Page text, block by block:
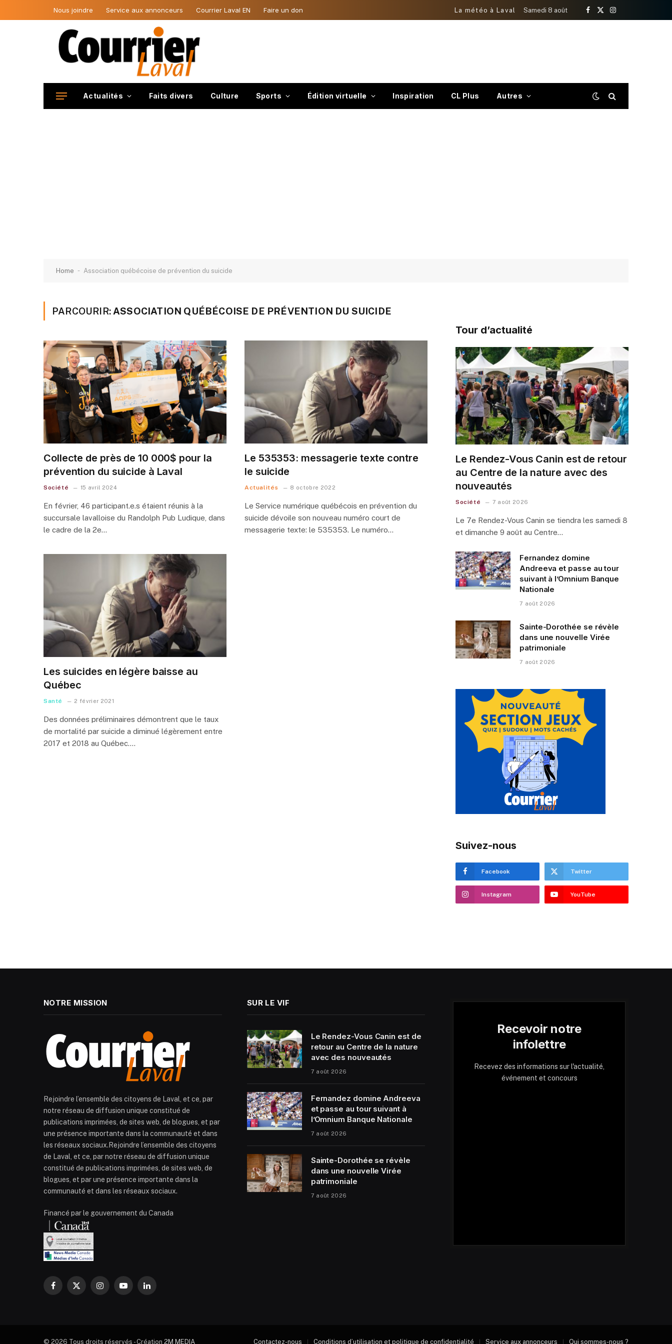
Nous joindre Service aux annonceurs Courrier Laval EN Faire un don La météo à Laval Samedi 8 août
Facebook
X
Instagram
Actualités Faits divers Culture Sports Édition virtuelle Inspiration CL Plus Autres
Home - Association québécoise de prévention du suicide
PARCOURIR: ASSOCIATION QUÉBÉCOISE DE PRÉVENTION DU SUICIDE
Collecte de près de 10 000$ pour la
prévention du suicide à Laval
Société 15 avril 2024
En février, 46 participant.e.s étaient réunis à la
succursale lavalloise du Randolph Pub Ludique, dans
le cadre de la 2e…
Le 535353: messagerie texte contre
le suicide
Actualités 8 octobre 2022
Le Service numérique québécois en prévention du
suicide dévoile son nouveau numéro court de
messagerie texte: le 535353. Le numéro…
Les suicides en légère baisse au
Québec
Santé 2 février 2021
Des données préliminaires démontrent que le taux
de mortalité par suicide a diminué légèrement entre
2017 et 2018 au Québec.…
Tour d’actualité
Le Rendez-Vous Canin est de retour
au Centre de la nature avec des
nouveautés
Société 7 août 2026
Le 7e Rendez-Vous Canin se tiendra les samedi 8
et dimanche 9 août au Centre…
Fernandez domine
Andreeva et passe au tour
suivant à l’Omnium Banque
Nationale
7 août 2026
Sainte-Dorothée se révèle
dans une nouvelle Virée
patrimoniale
7 août 2026
Suivez-nous
Facebook Twitter
Instagram YouTube
NOTRE MISSION
Rejoindre l’ensemble des citoyens de Laval, et ce, par
notre réseau de diffusion unique constitué de
publications imprimées, de sites web, de blogues, et par
une présence importante dans la communauté et dans
les réseaux sociaux.Rejoindre l’ensemble des citoyens
de Laval, et ce, par notre réseau de diffusion unique
constitué de publications imprimées, de sites web, de
blogues, et par une présence importante dans la
communauté et dans les réseaux sociaux.
Financé par le gouvernement du Canada
Facebook
X
InstagramYouTubeLinkedIn
SUR LE VIF
Le Rendez-Vous Canin est de
retour au Centre de la nature
avec des nouveautés
7 août 2026
Fernandez domine Andreeva
et passe au tour suivant à
l’Omnium Banque Nationale
7 août 2026
Sainte-Dorothée se révèle
dans une nouvelle Virée
patrimoniale
7 août 2026
Recevoir notre
infolettre
Recevez des informations sur l'actualité,
événement et concours
© 2026 Tous droits réservés - Création 2M MEDIA Contactez-nous Conditions d’utilisation et politique de confidentialité Service aux annonceurs Qui sommes-nous ?